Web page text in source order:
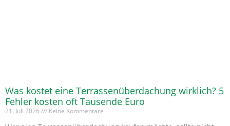
Was kostet eine Terrassenüberdachung wirklich? 5
Fehler kosten oft Tausende Euro
21. Juli 2026 Keine Kommentare